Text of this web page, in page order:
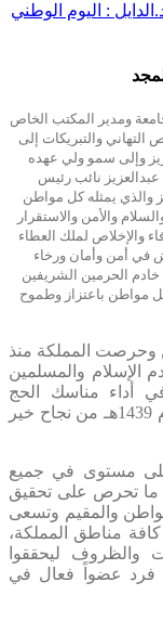
: اليوم الوطني
ومدير المكتب الخاص
التهاني والتبريكات إلى
وإلى سمو ولي عهده
نائب رئيس
والذي يمثله كل مواطن
والأمن والاستقرار
والإخلاص لملك العطاء
في أمن وأمان ورخاء
خادم الحرمين الشريفين
2030 والتي ينظر لها كل مواطن باعتزاز وطموح
وحرصت المملكة منذ
الإسلام والمسلمين
أداء مناسك الحج
والعمرة بكل يسر وسهولة، وما شهده حج عام 1439هـ من نجاح خير
مستوى في جميع
ما تحرص على تحقيق
والمقيم وتسعى
كافة مناطق المملكة،
والظروف ليحققوا
فرد عضواً فعال في